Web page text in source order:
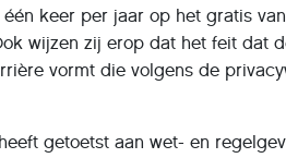
keer per jaar op het gratis
wijzen zij erop dat het feit dat
vormt die volgens de
getoetst aan wet- en